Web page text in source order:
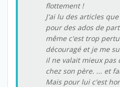
flottement !
J'ai lu des articles
pour des ados de
même c'est trop
découragé et je me
il ne valait mieux pas
chez son père. ... et
Mais pour lui c'est